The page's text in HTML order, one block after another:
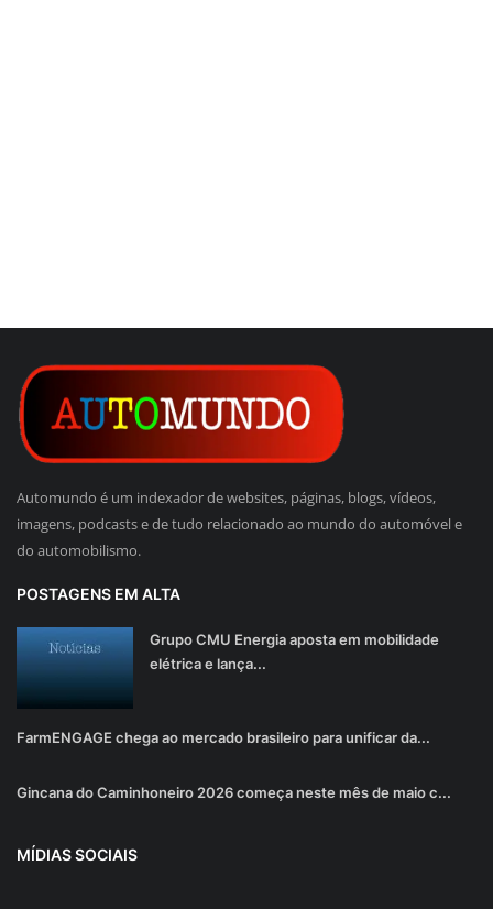
Automundo é um indexador de websites, páginas, blogs, vídeos,
imagens, podcasts e de tudo relacionado ao mundo do automóvel e
do automobilismo.
POSTAGENS EM ALTA
Grupo CMU Energia aposta em mobilidade
elétrica e lança...
FarmENGAGE chega ao mercado brasileiro para unificar da...
Gincana do Caminhoneiro 2026 começa neste mês de maio c...
MÍDIAS SOCIAIS